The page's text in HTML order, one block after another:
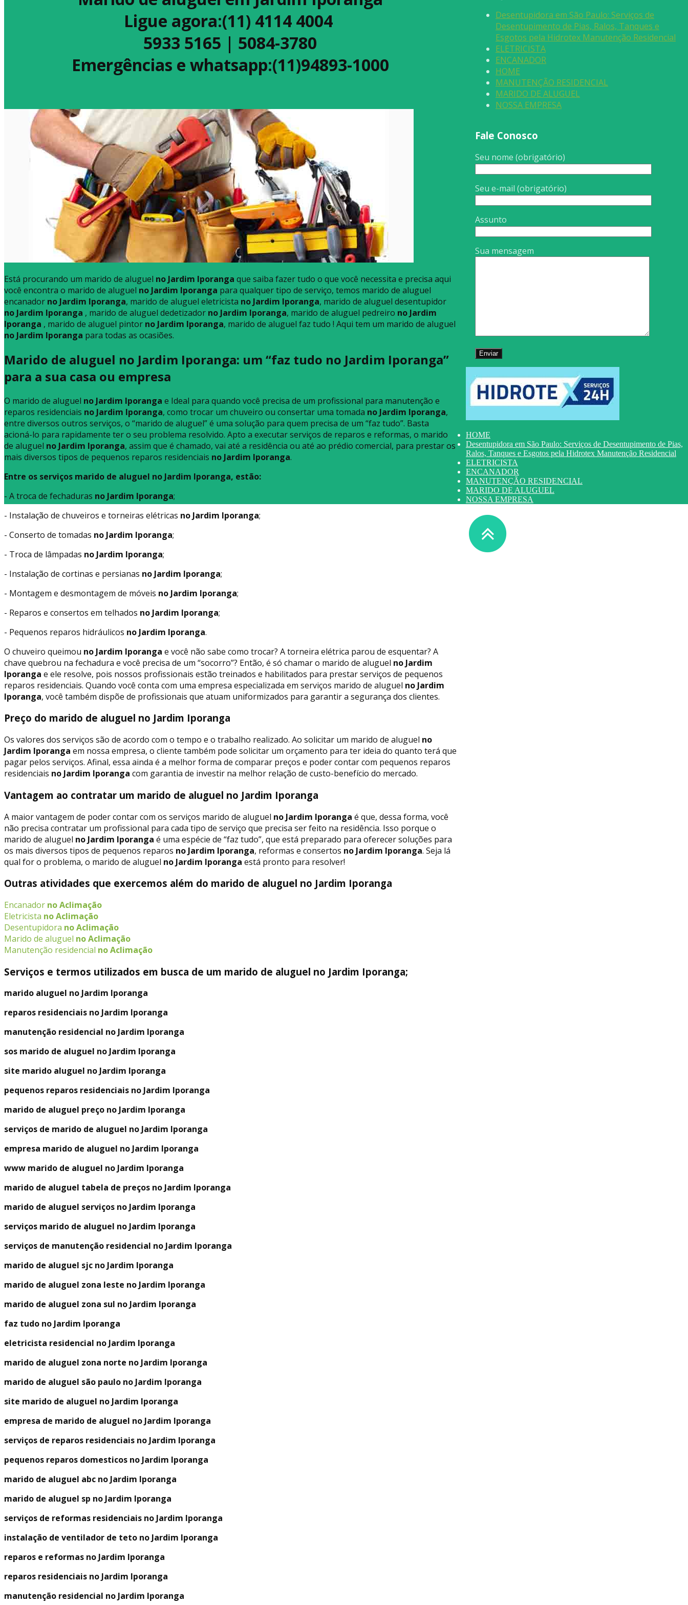
Ligue agora:(11) 4114 4004
5933 5165 | 5084-3780
Emergências e whatsapp:(11)94893-1000
Está procurando um marido de aluguel no Jardim Iporanga que saiba fazer tudo o que você necessita e precisa aqui
você encontra o marido de aluguel no Jardim Iporanga para qualquer tipo de serviço, temos marido de aluguel
encanador no Jardim Iporanga, marido de aluguel eletricista no Jardim Iporanga, marido de aluguel desentupidor
no Jardim Iporanga , marido de aluguel dedetizador no Jardim Iporanga, marido de aluguel pedreiro no Jardim
Iporanga , marido de aluguel pintor no Jardim Iporanga, marido de aluguel faz tudo ! Aqui tem um marido de aluguel
no Jardim Iporanga para todas as ocasiões.
Marido de aluguel no Jardim Iporanga: um “faz tudo no Jardim Iporanga”
para a sua casa ou empresa
O marido de aluguel no Jardim Iporanga e Ideal para quando você precisa de um profissional para manutenção e
reparos residenciais no Jardim Iporanga, como trocar um chuveiro ou consertar uma tomada no Jardim Iporanga,
entre diversos outros serviços, o “marido de aluguel” é uma solução para quem precisa de um “faz tudo”. Basta
acioná-lo para rapidamente ter o seu problema resolvido. Apto a executar serviços de reparos e reformas, o marido
de aluguel no Jardim Iporanga, assim que é chamado, vai até a residência ou até ao prédio comercial, para prestar os
mais diversos tipos de pequenos reparos residenciais no Jardim Iporanga.
Entre os serviços marido de aluguel no Jardim Iporanga, estão:
- A troca de fechaduras no Jardim Iporanga;
- Instalação de chuveiros e torneiras elétricas no Jardim Iporanga;
- Conserto de tomadas no Jardim Iporanga;
- Troca de lâmpadas no Jardim Iporanga;
- Instalação de cortinas e persianas no Jardim Iporanga;
- Montagem e desmontagem de móveis no Jardim Iporanga;
- Reparos e consertos em telhados no Jardim Iporanga;
- Pequenos reparos hidráulicos no Jardim Iporanga.
O chuveiro queimou no Jardim Iporanga e você não sabe como trocar? A torneira elétrica parou de esquentar? A
chave quebrou na fechadura e você precisa de um “socorro”? Então, é só chamar o marido de aluguel no Jardim
Iporanga e ele resolve, pois nossos profissionais estão treinados e habilitados para prestar serviços de pequenos
reparos residenciais. Quando você conta com uma empresa especializada em serviços marido de aluguel no Jardim
Iporanga, você também dispõe de profissionais que atuam uniformizados para garantir a segurança dos clientes.
Preço do marido de aluguel no Jardim Iporanga
Os valores dos serviços são de acordo com o tempo e o trabalho realizado. Ao solicitar um marido de aluguel no
Jardim Iporanga em nossa empresa, o cliente também pode solicitar um orçamento para ter ideia do quanto terá que
pagar pelos serviços. Afinal, essa ainda é a melhor forma de comparar preços e poder contar com pequenos reparos
residenciais no Jardim Iporanga com garantia de investir na melhor relação de custo-benefício do mercado.
Vantagem ao contratar um marido de aluguel no Jardim Iporanga
A maior vantagem de poder contar com os serviços marido de aluguel no Jardim Iporanga é que, dessa forma, você
não precisa contratar um profissional para cada tipo de serviço que precisa ser feito na residência. Isso porque o
marido de aluguel no Jardim Iporanga é uma espécie de “faz tudo”, que está preparado para oferecer soluções para
os mais diversos tipos de pequenos reparos no Jardim Iporanga, reformas e consertos no Jardim Iporanga. Seja lá
qual for o problema, o marido de aluguel no Jardim Iporanga está pronto para resolver!
Outras atividades que exercemos além do marido de aluguel no Jardim Iporanga
Encanador no Aclimação
Eletricista no Aclimação
Desentupidora no Aclimação
Marido de aluguel no Aclimação
Manutenção residencial no Aclimação
Serviços e termos utilizados em busca de um marido de aluguel no Jardim Iporanga;
marido aluguel no Jardim Iporanga
reparos residenciais no Jardim Iporanga
manutenção residencial no Jardim Iporanga
sos marido de aluguel no Jardim Iporanga
site marido aluguel no Jardim Iporanga
pequenos reparos residenciais no Jardim Iporanga
marido de aluguel preço no Jardim Iporanga
serviços de marido de aluguel no Jardim Iporanga
empresa marido de aluguel no Jardim Iporanga
www marido de aluguel no Jardim Iporanga
marido de aluguel tabela de preços no Jardim Iporanga
marido de aluguel serviços no Jardim Iporanga
serviços marido de aluguel no Jardim Iporanga
serviços de manutenção residencial no Jardim Iporanga
marido de aluguel sjc no Jardim Iporanga
marido de aluguel zona leste no Jardim Iporanga
marido de aluguel zona sul no Jardim Iporanga
faz tudo no Jardim Iporanga
eletricista residencial no Jardim Iporanga
marido de aluguel zona norte no Jardim Iporanga
marido de aluguel são paulo no Jardim Iporanga
site marido de aluguel no Jardim Iporanga
empresa de marido de aluguel no Jardim Iporanga
serviços de reparos residenciais no Jardim Iporanga
pequenos reparos domesticos no Jardim Iporanga
marido de aluguel abc no Jardim Iporanga
marido de aluguel sp no Jardim Iporanga
serviços de reformas residenciais no Jardim Iporanga
instalação de ventilador de teto no Jardim Iporanga
reparos e reformas no Jardim Iporanga
reparos residenciais no Jardim Iporanga
manutenção residencial no Jardim Iporanga
Desentupidora em São Paulo: Serviços de
Desentupimento de Pias, Ralos, Tanques e
Esgotos pela Hidrotex Manutenção Residencial
ELETRICISTA
ENCANADOR
HOME
MANUTENÇÃO RESIDENCIAL
MARIDO DE ALUGUEL
NOSSA EMPRESA
Fale Conosco
Seu nome (obrigatório)
Seu e-mail (obrigatório)
Assunto
Sua mensagem
HOME
Desentupidora em São Paulo: Serviços de Desentupimento de Pias,
Ralos, Tanques e Esgotos pela Hidrotex Manutenção Residencial
ELETRICISTA
ENCANADOR
MANUTENÇÃO RESIDENCIAL
MARIDO DE ALUGUEL
NOSSA EMPRESA